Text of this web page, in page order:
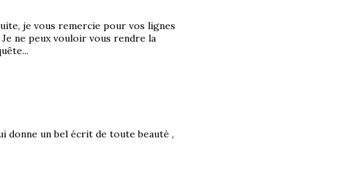
je vous remercie pour vos lignes
ne peux vouloir vous rendre la
donne un bel écrit de toute beauté ,